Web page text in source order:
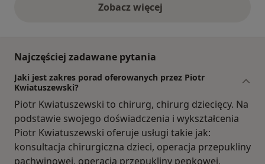
Zobacz więcejopinie powyżej
Najczęściej zadawane pytania
Jaki jest zakres porad oferowanych przez Piotr
Kwiatuszewski?
Piotr Kwiatuszewski to chirurg, chirurg dziecięcy. Na
podstawie swojego doświadczenia i wykształcenia
Piotr Kwiatuszewski oferuje usługi takie jak:
konsultacja chirurgiczna dzieci, operacja przepukliny
pachwinowej, operacja przepukliny pępkowej,